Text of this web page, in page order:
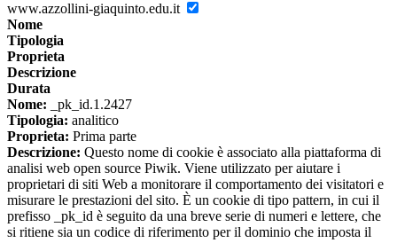
www.azzollini-giaquinto.edu.it
Nome
Tipologia
Proprieta
Descrizione
Durata
Nome: _pk_id.1.2427
Tipologia: analitico
Proprieta: Prima parte
Descrizione: Questo nome di cookie è associato alla piattaforma di
analisi web open source Piwik. Viene utilizzato per aiutare i
proprietari di siti Web a monitorare il comportamento dei visitatori e
misurare le prestazioni del sito. È un cookie di tipo pattern, in cui il
prefisso _pk_id è seguito da una breve serie di numeri e lettere, che
si ritiene sia un codice di riferimento per il dominio che imposta il